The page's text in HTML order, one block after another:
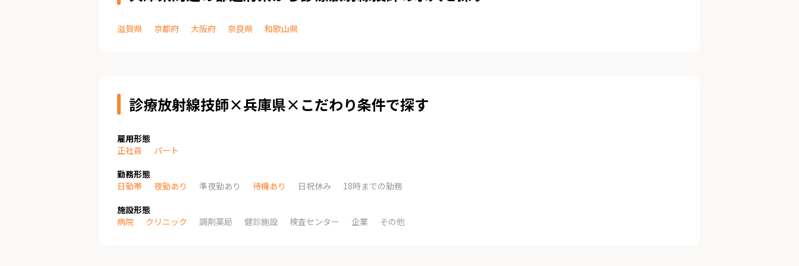
滋賀県 京都府 大阪府 奈良県 和歌山県
診療放射線技師×兵庫県×こだわり条件で探す
雇用形態
正社員
パート
勤務形態
日勤帯
夜勤あり 準夜勤あり 待機あり 日祝休み
18時までの勤務
施設形態
病院
クリニック 調剤薬局 健診施設 検査センター 企業 その他